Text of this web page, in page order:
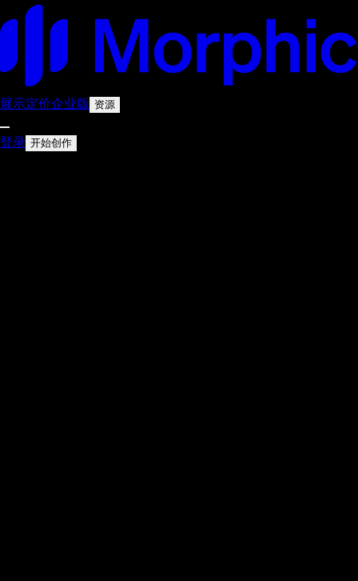
展示定价企业版 资源
登录 开始创作